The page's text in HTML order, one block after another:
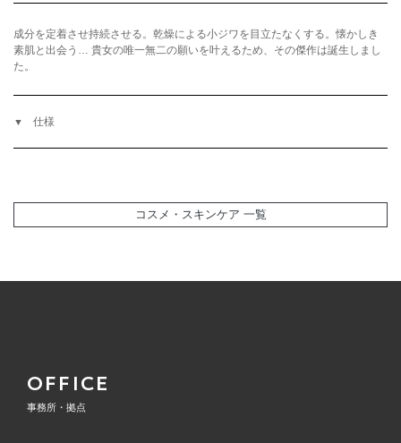
成分を定着させ持続させる。乾燥による小ジワを目立たなくする。懐かしき
素肌と出会う… 貴女の唯一無二の願いを叶えるため、その傑作は誕生しまし
た。
仕様
コスメ・スキンケア 一覧
OFFICE
事務所・拠点